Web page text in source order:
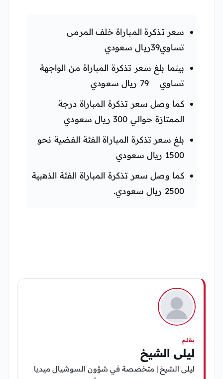
سعر تذكرة المباراة خلف المرمى
تساوي39ريال سعودي
بينما بلغ سعر تذكرة المباراة من الواجهة
تساوي 79 ريال سعودي
كما وصل سعر تذكرة المباراة درجة
الممتازة حوالي 300 ريال سعودي
بلغ سعر تذكرة المباراة الفئة الفضية نحو
1500 ريال سعودي
كما وصل سعر تذكرة المباراة الفئة الذهبية
2500 ريال سعودي.
بقلم
ليلى الشيخ
ليلى الشيخ | متخصصة في شؤون السوشيال ميديا